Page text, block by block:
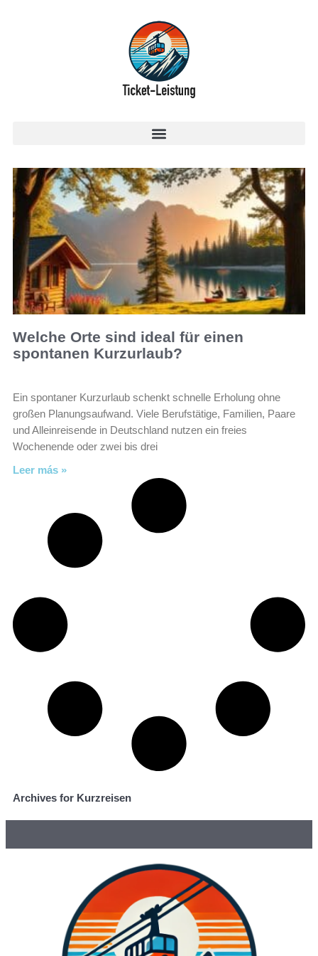
Welche Orte sind ideal für einen
spontanen Kurzurlaub?
Ein spontaner Kurzurlaub schenkt schnelle Erholung ohne
großen Planungsaufwand. Viele Berufstätige, Familien, Paare
und Alleinreisende in Deutschland nutzen ein freies
Wochenende oder zwei bis drei
Leer más »
Archives for Kurzreisen